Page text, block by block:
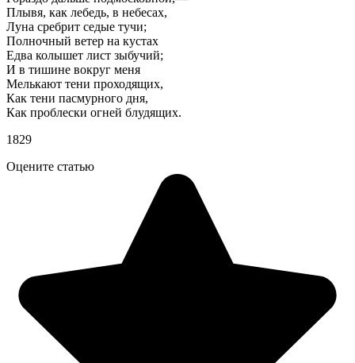
Плывя, как лебедь, в небесах,
Луна сребрит седые тучи;
Полночный ветер на кустах
Едва колышет лист зыбучий;
И в тишине вокруг меня
Мелькают тени проходящих,
Как тени пасмурного дня,
Как проблески огней блудящих.
1829
Оцените статью